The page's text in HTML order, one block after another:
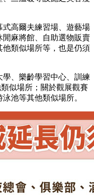
式高爾夫練習場、遊藝場
閒麻將館、自助選物販賣
類似場所等，也是仍須
、樂齡學習中心、訓練
似場所；關於觀展觀賽
池等其他類似場所。